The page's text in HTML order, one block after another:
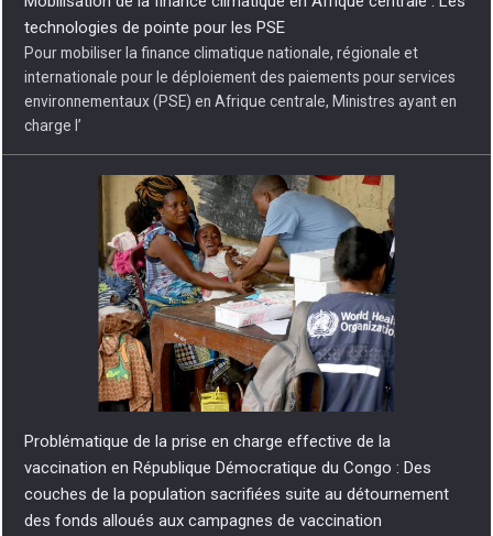
technologies de pointe pour les PSE
Pour mobiliser la finance climatique nationale, régionale et
internationale pour le déploiement des paiements pour services
environnementaux (PSE) en Afrique centrale, Ministres ayant en
charge l’
Problématique de la prise en charge effective de la
vaccination en République Démocratique du Congo : Des
couches de la population sacrifiées suite au détournement
des fonds alloués aux campagnes de vaccination